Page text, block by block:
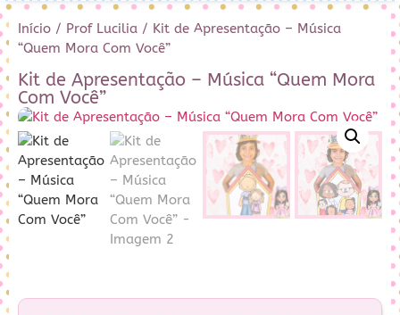
Início / Prof Lucilia / Kit de Apresentação – Música
“Quem Mora Com Você”
Kit de Apresentação – Música “Quem Mora
Com Você”